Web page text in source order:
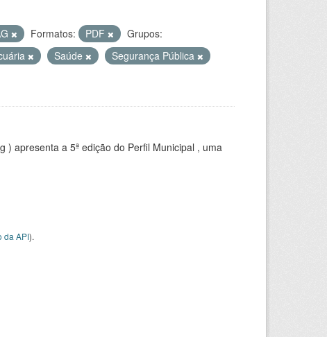
Formatos: PDF
Grupos:
Saúde
Segurança Pública
) apresenta a 5ª edição do Perfil Municipal , uma
da API).